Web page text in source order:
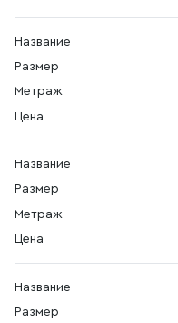
Название
Размер
Метраж
Цена
Название
Размер
Метраж
Цена
Название
Размер